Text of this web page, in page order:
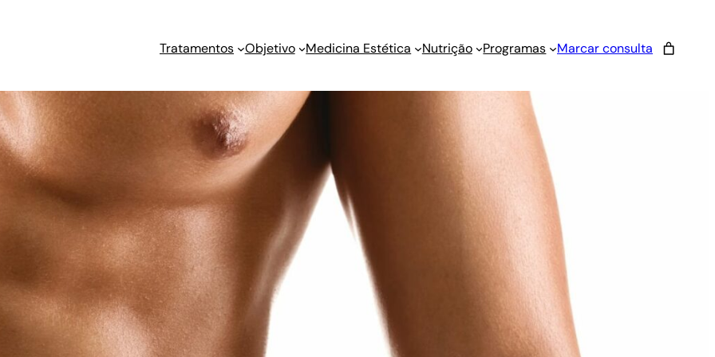
Tratamentos Objetivo Medicina Estética Nutrição Programas Marcar consulta